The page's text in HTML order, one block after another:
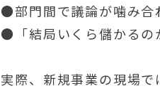
●部門間で議論が噛み合
●「結局いくら儲かるの
実際、新規事業の現場